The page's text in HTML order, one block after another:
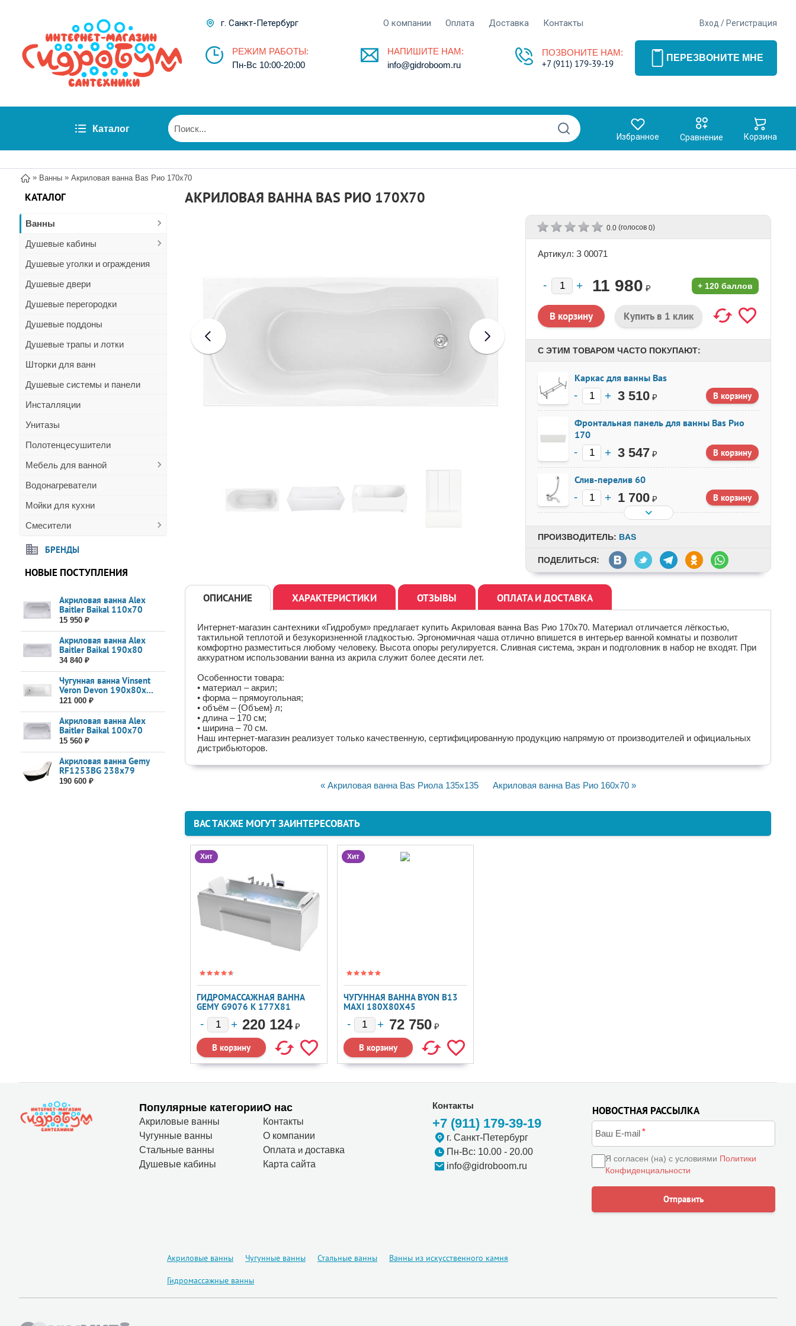
г. Санкт-Петербург О компании Оплата Доставка Контакты Вход / Регистрация
РЕЖИМ РАБОТЫ:
Пн-Вс 10:00-20:00
НАПИШИТЕ НАМ:
info@gidroboom.ru
ПОЗВОНИТЕ НАМ:
+7 (911) 179-39-19 ПЕРЕЗВОНИТЕ МНЕ
Каталог
Избранное Сравнение Корзина
» Ванны » Акриловая ванна Bas Рио 170x70
КАТАЛОГ
Ванны
Душевые кабины
Душевые уголки и ограждения
Душевые двери
Душевые перегородки
Душевые поддоны
Душевые трапы и лотки
Шторки для ванн
Душевые системы и панели
Инсталляции
Унитазы
Полотенцесушители
Мебель для ванной
Водонагреватели
Мойки для кухни
Смесители
БРЕНДЫ
НОВЫЕ ПОСТУПЛЕНИЯ
Акриловая ванна Alex
Baitler Baikal 110x70
15 950 ₽
Акриловая ванна Alex
Baitler Baikal 190x80
34 840 ₽
Чугунная ванна Vinsent
Veron Devon 190x80x...
121 000 ₽
Акриловая ванна Alex
Baitler Baikal 100x70
15 560 ₽
Акриловая ванна Gemy
RF1253BG 238x79
190 600 ₽
АКРИЛОВАЯ ВАННА BAS РИО 170X70
0.0 (голосов 0)
Артикул: З 00071
11 980 ₽ + 120 баллов
Купить в 1 клик
С ЭТИМ ТОВАРОМ ЧАСТО ПОКУПАЮТ:
Каркас для ванны Bas
3 510 ₽
Фронтальная панель для ванны Bas Рио
170
3 547 ₽
Слив-перелив 60
1 700 ₽
ПРОИЗВОДИТЕЛЬ: BAS
ПОДЕЛИТЬСЯ:
ОПИСАНИЕ ХАРАКТЕРИСТИКИ ОТЗЫВЫ ОПЛАТА И ДОСТАВКА
Интернет-магазин сантехники «Гидробум» предлагает купить Акриловая ванна Bas Рио 170x70. Материал отличается лёгкостью,
тактильной теплотой и безукоризненной гладкостью. Эргономичная чаша отлично впишется в интерьер ванной комнаты и позволит
комфортно разместиться любому человеку. Высота опоры регулируется. Сливная система, экран и подголовник в набор не входят. При
аккуратном использовании ванна из акрила служит более десяти лет.
Особенности товара:
• материал – акрил;
• форма – прямоугольная;
• объём – {Объем} л;
• длина – 170 см;
• ширина – 70 см.
Наш интернет-магазин реализует только качественную, сертифицированную продукцию напрямую от производителей и официальных
дистрибьюторов.
« Акриловая ванна Bas Риола 135x135 Акриловая ванна Bas Рио 160x70 »
ВАС ТАКЖЕ МОГУТ ЗАИНТЕРЕСОВАТЬ
Хит
ГИДРОМАССАЖНАЯ ВАННА
GEMY G9076 K 177X81
220 124 ₽
Хит
ЧУГУННАЯ ВАННА BYON B13
MAXI 180X80X45
72 750 ₽
Популярные категории
Акриловые ванны
Чугунные ванны
Стальные ванны
Душевые кабины
О нас
Контакты
О компании
Оплата и доставка
Карта сайта
Контакты
+7 (911) 179-39-19
г. Санкт-Петербург
Пн-Вс: 10.00 - 20.00
info@gidroboom.ru
НОВОСТНАЯ РАССЫЛКА
Я согласен (на) с условиями Политики
Конфиденциальности
Акриловые ванны Чугунные ванны Стальные ванны Ванны из искусственного камня
Гидромассажные ванны